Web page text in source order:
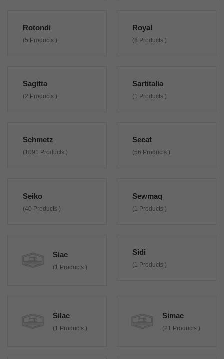
Rotondi
(5 Products )
Royal
(8 Products )
Sagitta
(2 Products )
Sartitalia
(1 Products )
Schmetz
(1091 Products )
Secat
(56 Products )
Seiko
(40 Products )
Sewmaq
(1 Products )
Siac
(1 Products )
Sidi
(1 Products )
Silac
(1 Products )
Simac
(21 Products )